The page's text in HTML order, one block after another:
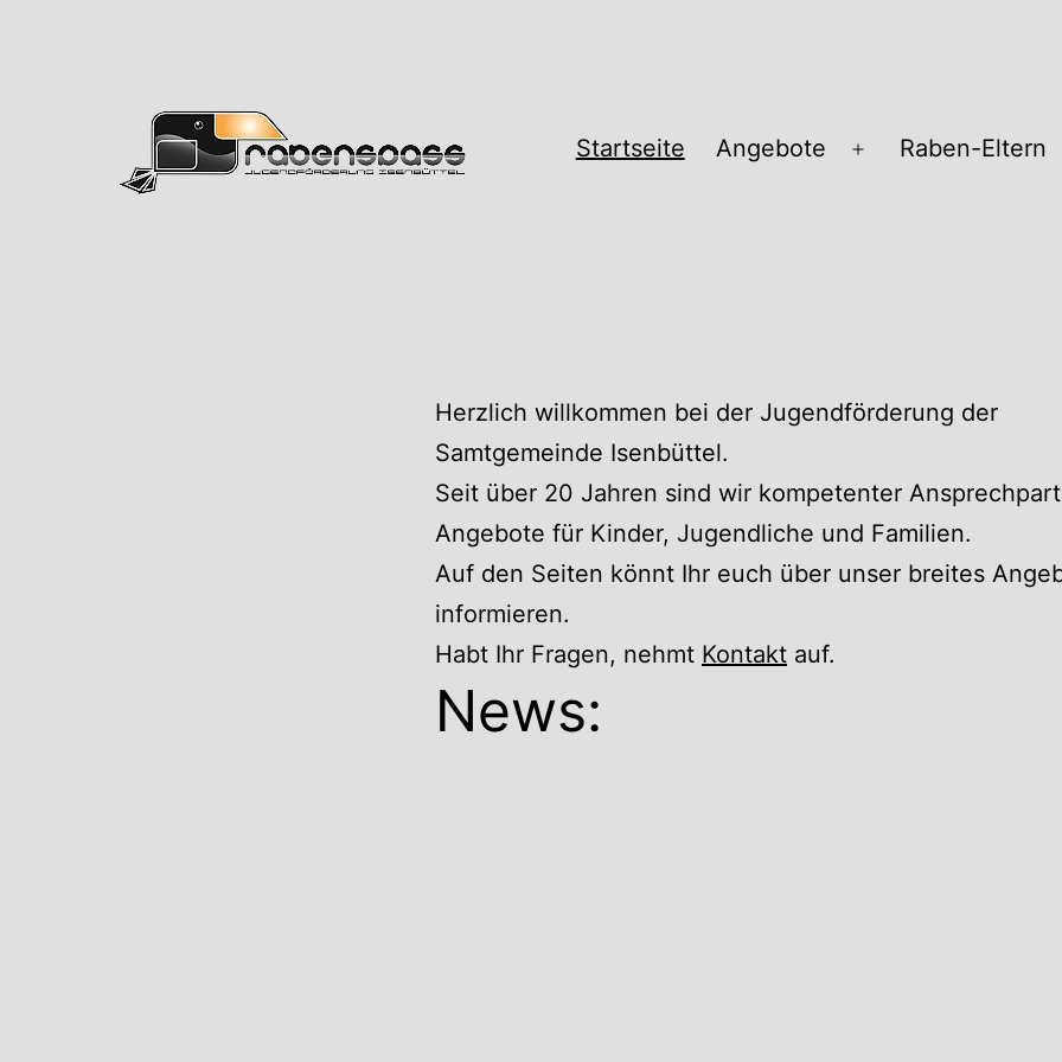
Startseite Angebote
Menü
Raben-Eltern
Herzlich willkommen bei der Jugendförderung der
Samtgemeinde Isenbüttel.
Seit über 20 Jahren sind wir kompetenter
Angebote für Kinder, Jugendliche und Familien.
Auf den Seiten könnt Ihr euch über unser breites
informieren.
Habt Ihr Fragen, nehmt Kontakt auf.
News: